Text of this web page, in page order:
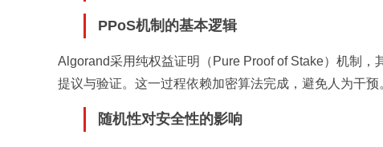
PPoS机制的基本逻辑
Algorand采用纯权益证明（Pure Proof of Stake）机制
提议与验证。这一过程依赖加密算法完成，避免人为干预
随机性对安全性的影响